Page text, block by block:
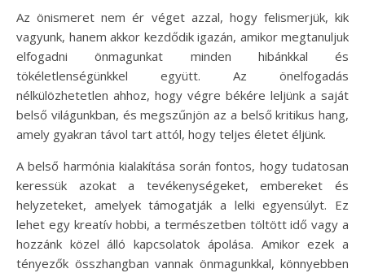
Az önismeret nem ér véget azzal, hogy felismerjük, kik
vagyunk, hanem akkor kezdődik igazán, amikor megtanuljuk
elfogadni önmagunkat minden hibánkkal és
tökéletlenségünkkel együtt. Az önelfogadás
nélkülözhetetlen ahhoz, hogy végre békére leljünk a saját
belső világunkban, és megszűnjön az a belső kritikus hang,
amely gyakran távol tart attól, hogy teljes életet éljünk.
A belső harmónia kialakítása során fontos, hogy tudatosan
keressük azokat a tevékenységeket, embereket és
helyzeteket, amelyek támogatják a lelki egyensúlyt. Ez
lehet egy kreatív hobbi, a természetben töltött idő vagy a
hozzánk közel álló kapcsolatok ápolása. Amikor ezek a
tényezők összhangban vannak önmagunkkal, könnyebben